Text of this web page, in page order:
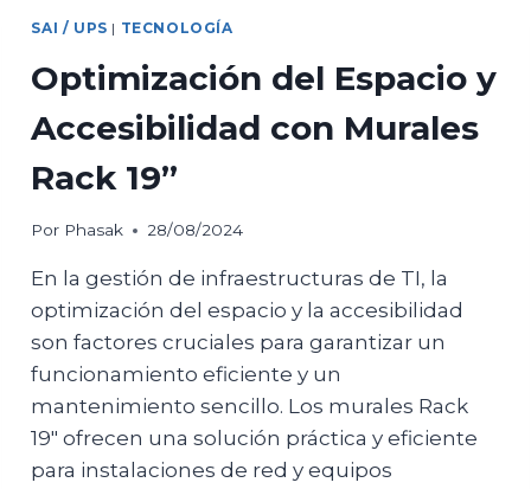
SAI / UPS | TECNOLOGÍA
Optimización del Espacio y
Accesibilidad con Murales
Rack 19”
Por Phasak 28/08/2024
En la gestión de infraestructuras de TI, la
optimización del espacio y la accesibilidad
son factores cruciales para garantizar un
funcionamiento eficiente y un
mantenimiento sencillo. Los murales Rack
19″ ofrecen una solución práctica y eficiente
para instalaciones de red y equipos